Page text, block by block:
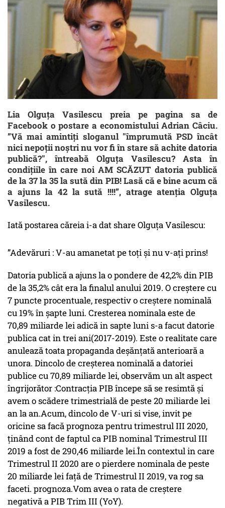
Lia Olguța Vasilescu preia pe pagina sa de
Facebook o postare a economistului Adrian Câciu.
”Vă mai amintiți sloganul "împrumută PSD încât
nici nepoții noștri nu vor fi în stare să achite datoria
publică?", întreabă Olguța Vasilescu? Asta în
condițiile în care noi AM SCĂZUT datoria publică
de la 37 la 35 la sută din PIB! Lasă că e bine acum că
a ajuns la 42 la sută !!!!”, atrage atenția Olguța
Vasilescu.
Iată postarea căreia i-a dat share Olguța Vasilescu:
”Adevăruri : V-au amanetat pe toţi şi nu v-aţi prins!
Datoria publică a ajuns la o pondere de 42,2% din PIB
de la 35,2% cât era la finalul anului 2019. O creştere cu
7 puncte procentuale, respectiv o creştere nominală
cu 19% în şapte luni. Cresterea nominala este de
70,89 miliarde lei adică in sapte luni s-a facut datorie
publica cat in trei ani(2017-2019). Este o realitate care
anulează toata propaganda deşănţată anterioară a
unora. Dincolo de creșterea nominală a datoriei
publice cu 70,89 miliarde lei, observăm un alt aspect
îngrijorător :Contracția PIB începe să se resimtă şi
avem o scădere trimestrială de peste 20 miliarde lei
an la an.Acum, dincolo de V-uri si vise, invit pe
oricine sa facă prognoza pentru trimestrul III 2020,
ținând cont de faptul ca PIB nominal Trimestrul III
2019 a fost de 290,46 miliarde lei.În contextul in care
Trimestrul II 2020 are o pierdere nominala de peste
20 miliarde lei față de Trimestrul II 2019, va rog sa
faceti. prognoza.Vom avea o rata de creştere
negativă a PIB Trim III (YoY).